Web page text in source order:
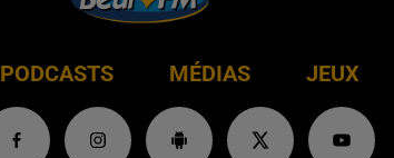
PODCASTS MÉDIAS JEUX